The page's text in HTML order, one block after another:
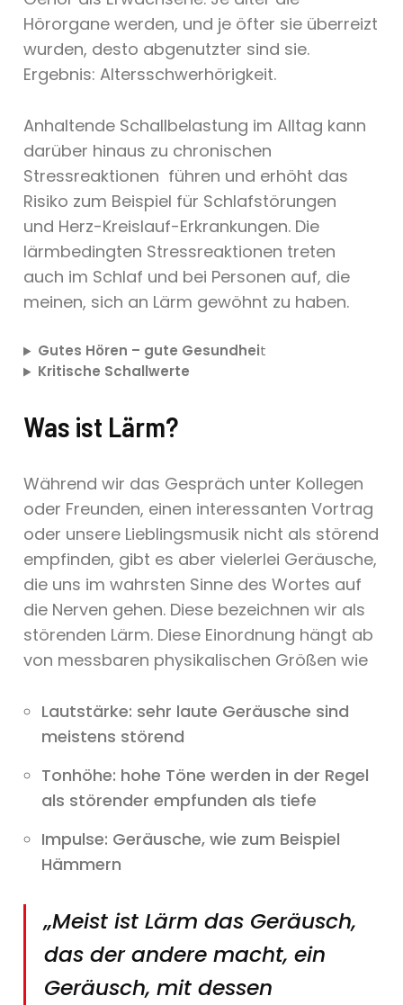
Hörorgane werden, und je öfter sie überreizt
wurden, desto abgenutzter sind sie.
Ergebnis: Altersschwerhörigkeit.
Anhaltende Schallbelastung im Alltag kann
darüber hinaus zu chronischen
Stressreaktionen führen und erhöht das
Risiko zum Beispiel für Schlafstörungen
und Herz-Kreislauf-Erkrankungen. Die
lärmbedingten Stressreaktionen treten
auch im Schlaf und bei Personen auf, die
meinen, sich an Lärm gewöhnt zu haben.
Gutes Hören – gute Gesundheit
Kritische Schallwerte
Was ist Lärm?
Während wir das Gespräch unter Kollegen
oder Freunden, einen interessanten Vortrag
oder unsere Lieblingsmusik nicht als störend
empfinden, gibt es aber vielerlei Geräusche,
die uns im wahrsten Sinne des Wortes auf
die Nerven gehen. Diese bezeichnen wir als
störenden Lärm. Diese Einordnung hängt ab
von messbaren physikalischen Größen wie
Lautstärke: sehr laute Geräusche sind
meistens störend
Tonhöhe: hohe Töne werden in der Regel
als störender empfunden als tiefe
Impulse: Geräusche, wie zum Beispiel
Hämmern
„Meist ist Lärm das Geräusch,
das der andere macht, ein
Geräusch, mit dessen